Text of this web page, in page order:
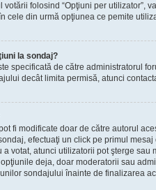
folosind “Opţiuni per utilizator”,
cele din urmă opţiunea ce pemite
la sondaj?
specificată de către administratorul
decât limita permisă, atunci
fi modificate doar de către autorul
efectuaţi un click pe primul
votat, atunci utilizatorii pot şterge
deja, doar moderatorii sau
sondajului înainte de finalizarea